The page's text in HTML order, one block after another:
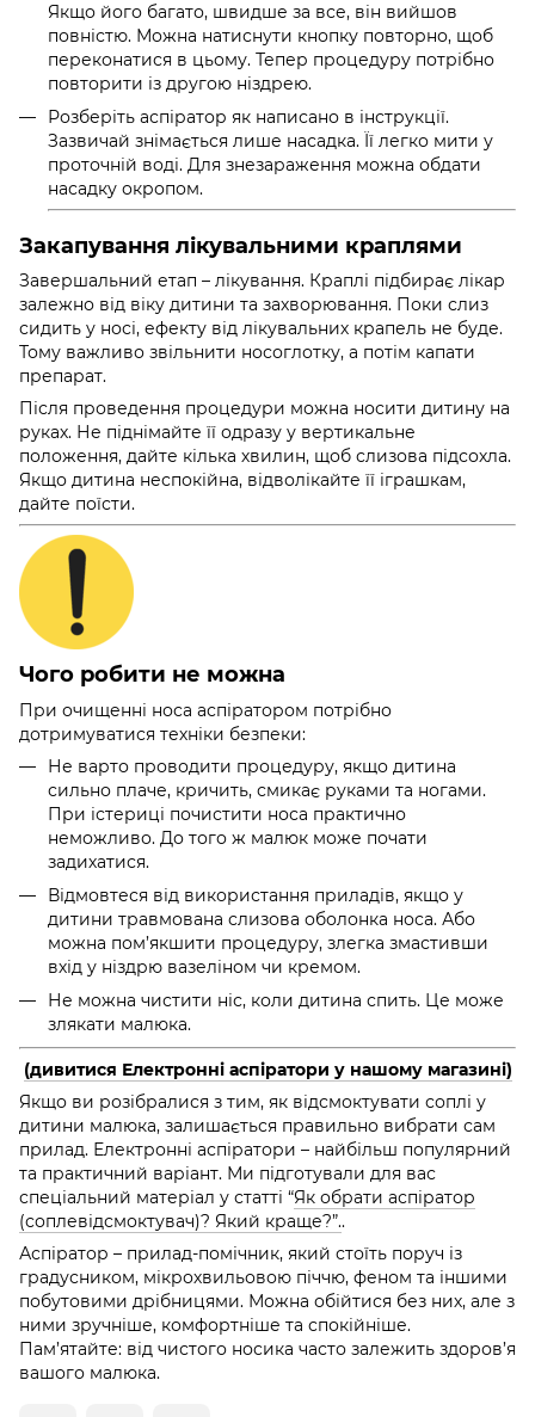
Якщо його багато, швидше за все, він вийшов
повністю. Можна натиснути кнопку повторно, щоб
переконатися в цьому. Тепер процедуру потрібно
повторити із другою ніздрею.
Розберіть аспіратор як написано в інструкції.
Зазвичай знімається лише насадка. Її легко мити у
проточній воді. Для знезараження можна обдати
насадку окропом.
Закапування лікувальними краплями
Завершальний етап – лікування. Краплі підбирає лікар
залежно від віку дитини та захворювання. Поки слиз
сидить у носі, ефекту від лікувальних крапель не буде.
Тому важливо звільнити носоглотку, а потім капати
препарат.
Після проведення процедури можна носити дитину на
руках. Не піднімайте її одразу у вертикальне
положення, дайте кілька хвилин, щоб слизова підсохла.
Якщо дитина неспокійна, відволікайте її іграшкам,
дайте поїсти.
Чого робити не можна
При очищенні носа аспіратором потрібно
дотримуватися техніки безпеки:
Не варто проводити процедуру, якщо дитина
сильно плаче, кричить, смикає руками та ногами.
При істериці почистити носа практично
неможливо. До того ж малюк може почати
задихатися.
Відмовтеся від використання приладів, якщо у
дитини травмована слизова оболонка носа. Або
можна пом’якшити процедуру, злегка змастивши
вхід у ніздрю вазеліном чи кремом.
Не можна чистити ніс, коли дитина спить. Це може
злякати малюка.
(дивитися Електронні аспіратори у нашому магазині)
Якщо ви розібралися з тим, як відсмоктувати соплі у
дитини малюка, залишається правильно вибрати сам
прилад. Електронні аспіратори – найбільш популярний
та практичний варіант. Ми підготували для вас
спеціальний матеріал у статті “Як обрати аспіратор
(соплевідсмоктувач)? Який краще?”..
Аспіратор – прилад-помічник, який стоїть поруч із
градусником, мікрохвильовою піччю, феном та іншими
побутовими дрібницями. Можна обійтися без них, але з
ними зручніше, комфортніше та спокійніше.
Пам’ятайте: від чистого носика часто залежить здоров’я
вашого малюка.